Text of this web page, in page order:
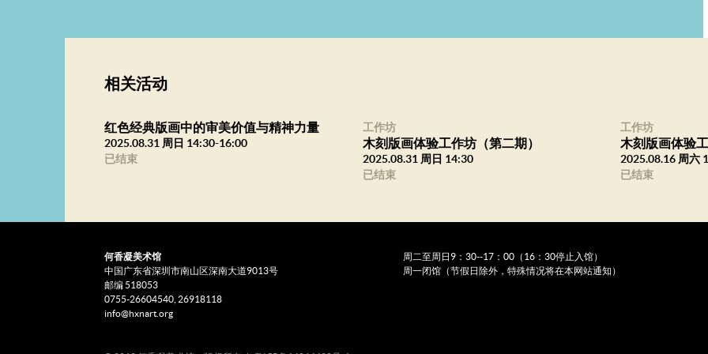
相关活动
红色经典版画中的审美价值与精神力量
2025.08.31 周日 14:30-16:00
已结束
工作坊
木刻版画体验工作坊（第二期）
2025.08.31 周日 14:30
已结束
工作坊
木刻版画体验
2025.08.16 周六
已结束
何香凝美术馆
中国广东省深圳市南山区深南大道9013号
邮编 518053
0755-26604540, 26918118
info@hxnart.org
周二至周日9：30--17：00（16：30停止入馆）
周一闭馆（节假日除外，特殊情况将在本网站通知）